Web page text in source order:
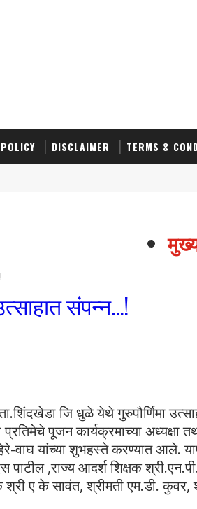
DISCLAIMER TERMS &
संपन्न...!
जि धुळे येथे गुरुपौर्णिमा
पूजन कार्यक्रमाच्या अध्यक्षा
वाघ यांच्या शुभहस्ते करण्यात आले.
पाटील ,राज्य आदर्श शिक्षक
ए के सावंत, श्रीमती एम.डी. कुवर,